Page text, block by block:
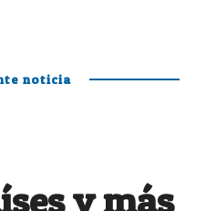
noticia
y más